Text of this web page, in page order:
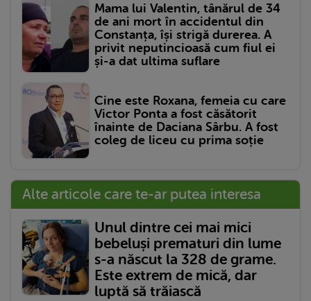
Mama lui Valentin, tânărul de 34
de ani mort în accidentul din
Constanța, își strigă durerea. A
privit neputincioasă cum fiul ei
și-a dat ultima suflare
Cine este Roxana, femeia cu care
Victor Ponta a fost căsătorit
înainte de Daciana Sârbu. A fost
coleg de liceu cu prima soție
Alte articole care te-ar putea interesa
Unul dintre cei mai mici
bebeluși prematuri din lume
s-a născut la 328 de grame.
Este extrem de mică, dar
luptă să trăiască